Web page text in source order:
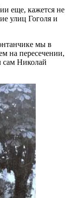
еще, кажется не
улиц Гоголя и
мы в
на пересечении,
сам Николай